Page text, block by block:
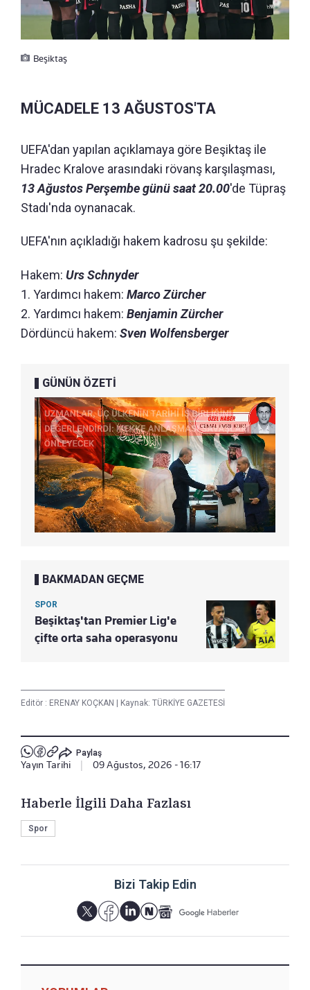
Beşiktaş
MÜCADELE 13 AĞUSTOS'TA
UEFA'dan yapılan açıklamaya göre Beşiktaş ile
Hradec Kralove arasındaki rövanş karşılaşması,
13 Ağustos Perşembe günü saat 20.00'de Tüpraş
Stadı'nda oynanacak.
UEFA'nın açıkladığı hakem kadrosu şu şekilde:
Hakem: Urs Schnyder
1. Yardımcı hakem: Marco Zürcher
2. Yardımcı hakem: Benjamin Zürcher
Dördüncü hakem: Sven Wolfensberger
GÜNÜN ÖZETİ
BAKMADAN GEÇME
SPOR
Beşiktaş'tan Premier Lig'e
çifte orta saha operasyonu
Editör : ERENAY KOÇKAN Kaynak: TÜRKİYE GAZETESİ
Paylaş
Yayın Tarihi 09 Ağustos, 2026 - 16:17
Haberle İlgili Daha Fazlası
Spor
Bizi Takip Edin